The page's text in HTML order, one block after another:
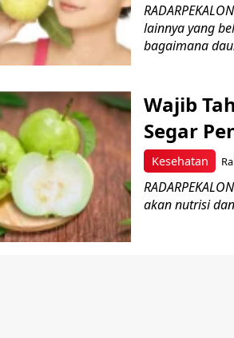
lainnya yang
bagaimana
Kesehatan
Wajib
Segar
akan nutrisi